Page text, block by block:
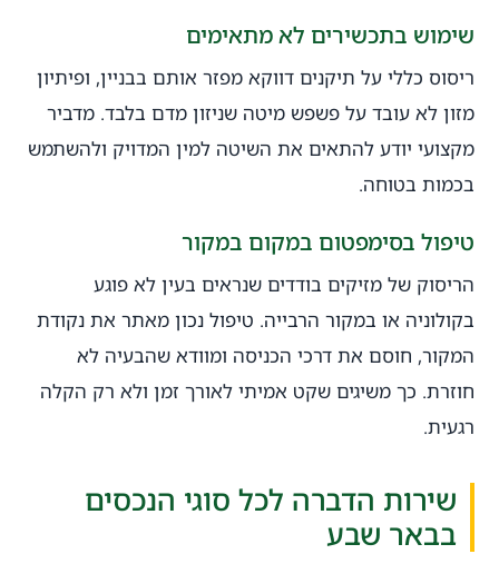
שימוש בתכשירים לא מתאימים
ריסוס כללי על תיקנים דווקא מפזר אותם בבניין, ופיתיון
מזון לא עובד על פשפש מיטה שניזון מדם בלבד. מדביר
מקצועי יודע להתאים את השיטה למין המדויק ולהשתמש
בכמות בטוחה.
טיפול בסימפטום במקום במקור
הריסוק של מזיקים בודדים שנראים בעין לא פוגע
בקולוניה או במקור הרבייה. טיפול נכון מאתר את נקודת
המקור, חוסם את דרכי הכניסה ומוודא שהבעיה לא
חוזרת. כך משיגים שקט אמיתי לאורך זמן ולא רק הקלה
רגעית.
שירות הדברה לכל סוגי הנכסים
בבאר שבע